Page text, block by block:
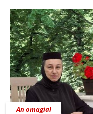
An omagial